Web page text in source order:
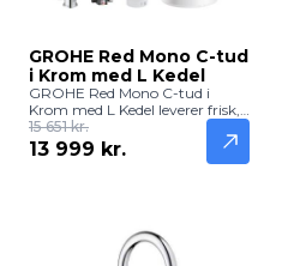
GROHE Red Mono C-tud
i Krom med L Kedel
GROHE Red Mono C-tud i
Krom med L Kedel leverer frisk,
filtreret og kogende vand
direkte fra hanen. Praktisk og
elegant løsning til køkkenet.
15 651 kr.
13 999 kr.